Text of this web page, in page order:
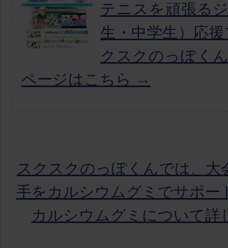
テニスを頑張る
生・中学生）応
クスクのっぽく
ページはこちら →
スクスクのっぽくんでは、大
手をカルシウムグミでサポー
カルシウムグミについて詳